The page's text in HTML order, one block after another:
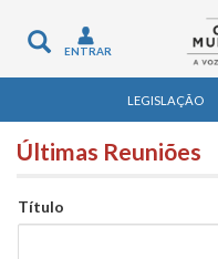
Toggle
navigation
ENTRAR
LEGISLAÇÃO
Últimas Reuniões
Título